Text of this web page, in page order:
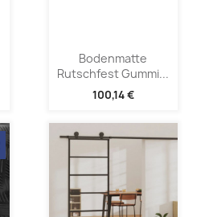
Bodenmatte
Rutschfest Gummi...
100,14 €